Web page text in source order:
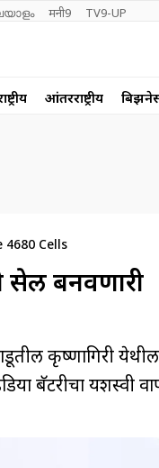
मनी9 TV9-UP
आंतरराष्ट्रीय
Cells
सेल बनवणारी
कृष्णागिरी येथील
बॅटरीचा यशस्वी